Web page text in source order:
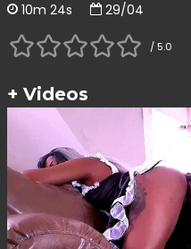
10m 24s 29/04
/ 5.0
+ Videos